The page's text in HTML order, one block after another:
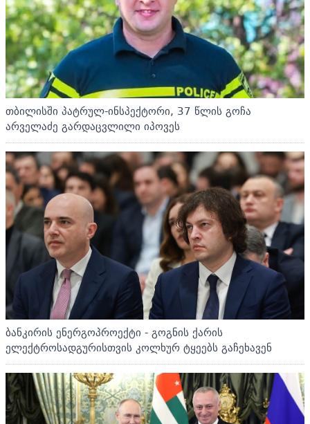
თბილისში პატრულ-ინსპექტორი, 37 წლის გოჩა
არველაძე გარდაცვლილი იპოვეს
ბანკირის ენერგოპროექტი - გოგნის ქარის
ელექტროსადგურისთვის კოლხურ ტყეებს გაჩეხავენ